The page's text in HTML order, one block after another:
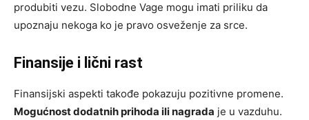
produbiti vezu. Slobodne Vage mogu imati priliku da
upoznaju nekoga ko je pravo osveženje za srce.
Finansije i lični rast
Finansijski aspekti takođe pokazuju pozitivne promene.
Mogućnost dodatnih prihoda ili nagrada je u vazduhu.